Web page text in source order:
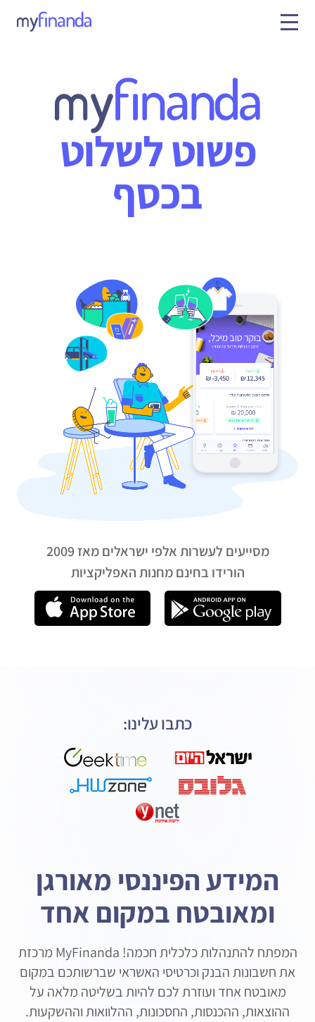
פשוט לשלוט
בכסף
מסייעים לעשרות אלפי ישראלים מאז 2009
הורידו בחינם מחנות האפליקציות
כתבו עלינו:
המידע הפיננסי מאורגן
ומאובטח במקום אחד
המפתח להתנהלות כלכלית חכמה! MyFinanda מרכזת
את חשבונות הבנק וכרטיסי האשראי שברשותכם במקום
מאובטח אחד ועוזרת לכם להיות בשליטה מלאה על
ההוצאות, ההכנסות, החסכונות, ההלוואות וההשקעות.